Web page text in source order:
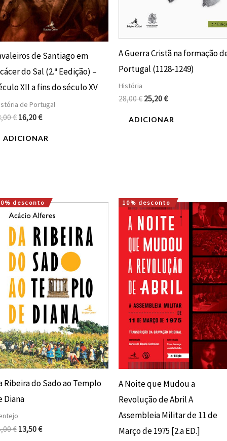
de Santiago em
do Sal (2.ª Eedição) –
XII a fins do século XV
de Portugal
€ 16,20€
ADICIONAR
A Guerra Cristã na formação
Portugal (1128-1249)
História
28,00€ 25,20€
ADICIONAR
desconto
Ribeira do Sado ao Templo
Diana
€
O
preço
original
era:
15,00 €.
13,50€
O
preço
atual
13,50 €.
10% desconto
A Noite que Mudou a
Revolução de Abril A
Assembleia Militar de 11 de
Março de 1975 [2.a ED.]
O
preço
original
era:
18,00 €.
O
preço
atual
é: